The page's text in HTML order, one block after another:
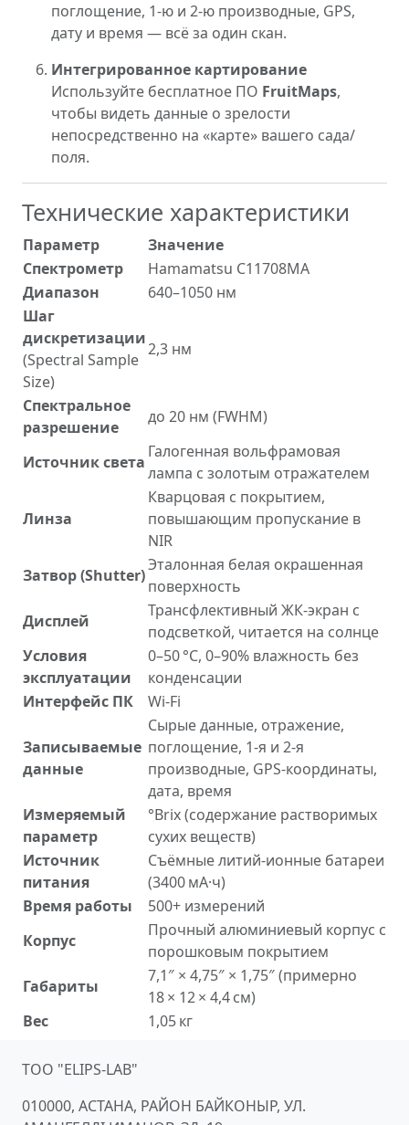
поглощение, 1-ю и 2-ю производные, GPS,
дату и время — всё за один скан.
Интегрированное картирование
Используйте бесплатное ПО FruitMaps,
чтобы видеть данные о зрелости
непосредственно на «карте» вашего сада/
поля.
Технические характеристики
Параметр
Значение
Спектрометр
Hamamatsu C11708MA
Диапазон
640–1050 нм
Шаг
дискретизации
(Spectral Sample
Size)
2,3 нм
Спектральное
разрешение
до 20 нм (FWHM)
Источник света
Галогенная вольфрамовая
лампа с золотым отражателем
Линза
Кварцовая с покрытием,
повышающим пропускание в
NIR
Затвор (Shutter)
Эталонная белая окрашенная
поверхность
Дисплей
Трансфлективный ЖК-экран с
подсветкой, читается на солнце
Условия
эксплуатации
0–50 °C, 0–90% влажность без
конденсации
Интерфейс ПК
Wi-Fi
Записываемые
данные
Сырые данные, отражение,
поглощение, 1-я и 2-я
производные, GPS-координаты,
дата, время
Измеряемый
параметр
°Brix (содержание растворимых
сухих веществ)
Источник
питания
Съёмные литий-ионные батареи
(3400 мА·ч)
Время работы
500+ измерений
Корпус
Прочный алюминиевый корпус с
порошковым покрытием
Габариты
7,1″ × 4,75″ × 1,75″ (примерно
18 × 12 × 4,4 см)
Вес
1,05 кг
ТОО "ELIPS-LAB"
010000, АСТАНА, РАЙОН БАЙКОНЫР, УЛ.